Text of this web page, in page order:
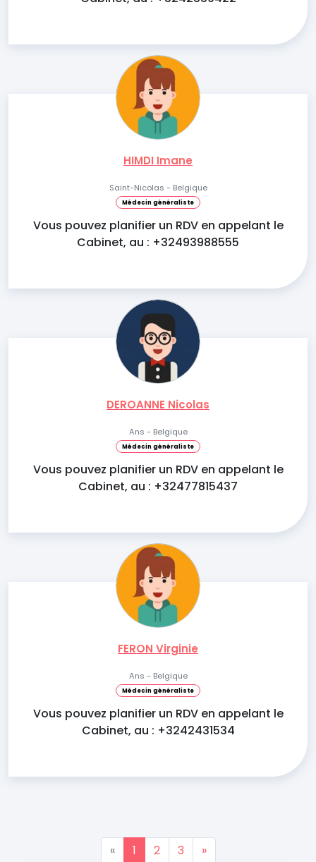
HIMDI Imane
Saint-Nicolas - Belgique
Médecin généraliste
Vous pouvez planifier un RDV en appelant le
Cabinet, au : +32493988555
DEROANNE Nicolas
Ans - Belgique
Médecin généraliste
Vous pouvez planifier un RDV en appelant le
Cabinet, au : +32477815437
FERON Virginie
Ans - Belgique
Médecin généraliste
Vous pouvez planifier un RDV en appelant le
Cabinet, au : +3242431534
« 1 2 3 »